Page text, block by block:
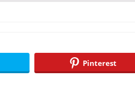
Pinterest